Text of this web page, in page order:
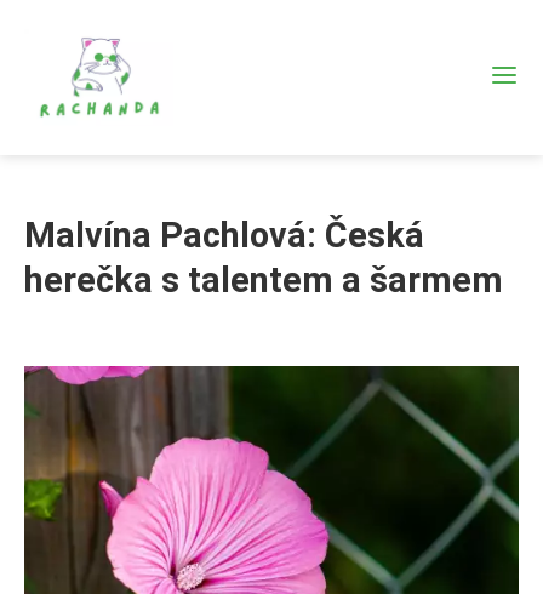
Malvína Pachlová: Česká
herečka s talentem a šarmem